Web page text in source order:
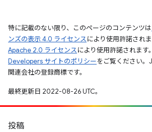
特に記載のない限り、このページのコンテンツは
ンズの表示 4.0 ライセンスにより使用許諾され
Apache 2.0 ライセンスにより使用許諾されます
Developers サイトのポリシーをご覧ください
関連会社の登録商標です。
最終更新日 2022-08-26 UTC。
投稿